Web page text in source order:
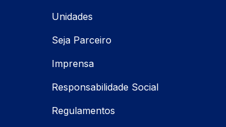
Unidades
Seja Parceiro
Imprensa
Responsabilidade Social
Regulamentos